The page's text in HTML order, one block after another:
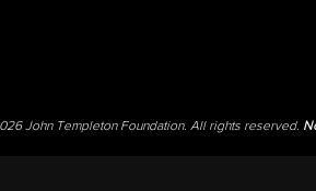
John Templeton Foundation. All rights reserved.